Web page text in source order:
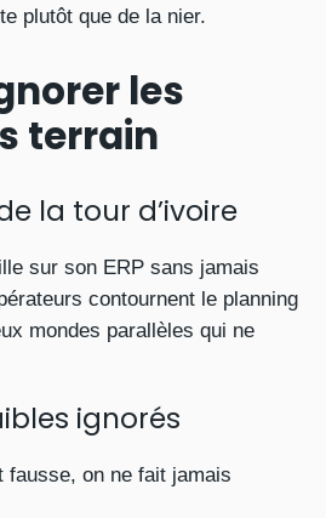
plutôt que de la nier.
les
terrain
la tour d’ivoire
sur son ERP sans jamais
contournent le planning
mondes parallèles qui ne
ignorés
fausse, on ne fait jamais